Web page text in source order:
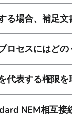
る場合、補足文
ロセスにはど
代表する権限を
NEM相互接